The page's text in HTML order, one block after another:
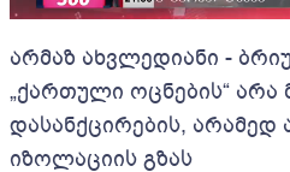
არმაზ ახვლედიანი -
„ქართული ოცნების“
დასანქცირების, არამედ
იზოლაციის გზას